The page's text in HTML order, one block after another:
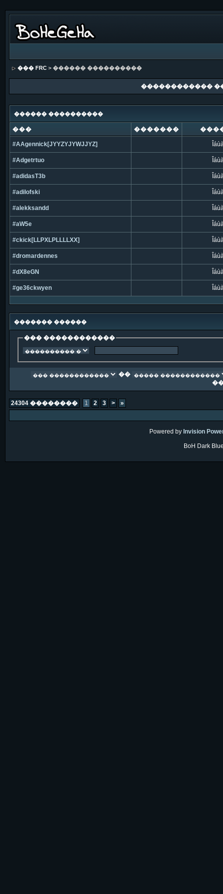
��� FRC> ������ ����������
������������
������ ����������
��� �������
#AAgennick[JYYZYJYWJJYZ]
#Adgetrtuo
#adidasT3b
#adilofski
#alekksandd
#aW5e
#ckick[LLPXLPLLLLXX]
#dromardennes
#dX8eGN
#ge36ckwyen
������� ������
��� ������������
��
24304 �������� 1 2 3 > »
Powered by Invision
BoH Dark